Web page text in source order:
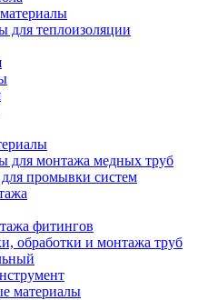
для теплоизоляции
для монтажа медных труб
для промывки систем
фитингов
обработки и монтажа труб
материалы